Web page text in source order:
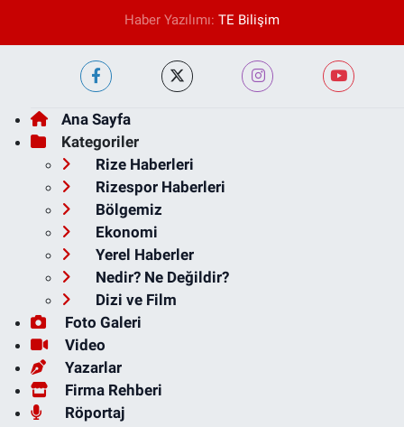
Haber Yazılımı: TE Bilişim
Ana Sayfa
Kategoriler
Rize Haberleri
Rizespor Haberleri
Bölgemiz
Ekonomi
Yerel Haberler
Nedir? Ne Değildir?
Dizi ve Film
Foto Galeri
Video
Yazarlar
Firma Rehberi
Röportaj